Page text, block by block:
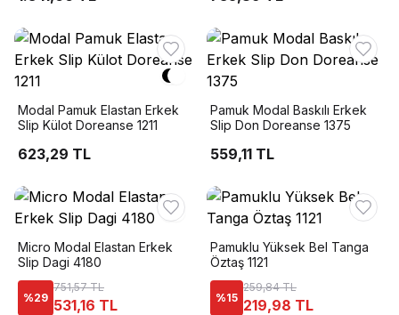
Modal Pamuk Elastan Erkek
Slip Külot Doreanse 1211
623,29 TL
Pamuk Modal Baskılı Erkek
Slip Don Doreanse 1375
559,11 TL
Micro Modal Elastan Erkek
Slip Dagi 4180
%29
751,57 TL
531,16 TL
Pamuklu Yüksek Bel Tanga
Öztaş 1121
%15
259,84 TL
219,98 TL